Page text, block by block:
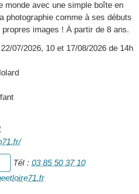
monde avec une simple boîte en
photographie comme à ses débuts
images ! À partir de 8 ans.
07/2026, 10 et 17/08/2026 de 14h
Tél : 03 85 50 37 10